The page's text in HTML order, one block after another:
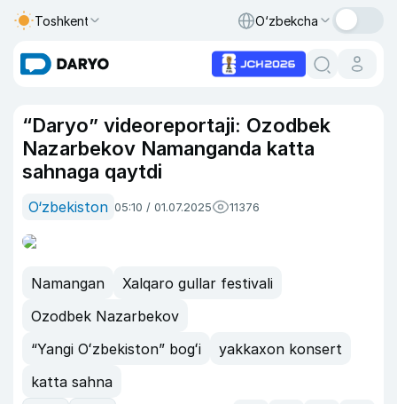
Toshkent O‘zbekcha
“Daryo” videoreportaji: Ozodbek
Nazarbekov Namanganda katta
sahnaga qaytdi
O‘zbekiston 05:10 / 01.07.2025 11376
Namangan
Xalqaro gullar festivali
Ozodbek Nazarbekov
“Yangi Oʻzbekiston” bogʻi
yakkaxon konsert
katta sahna